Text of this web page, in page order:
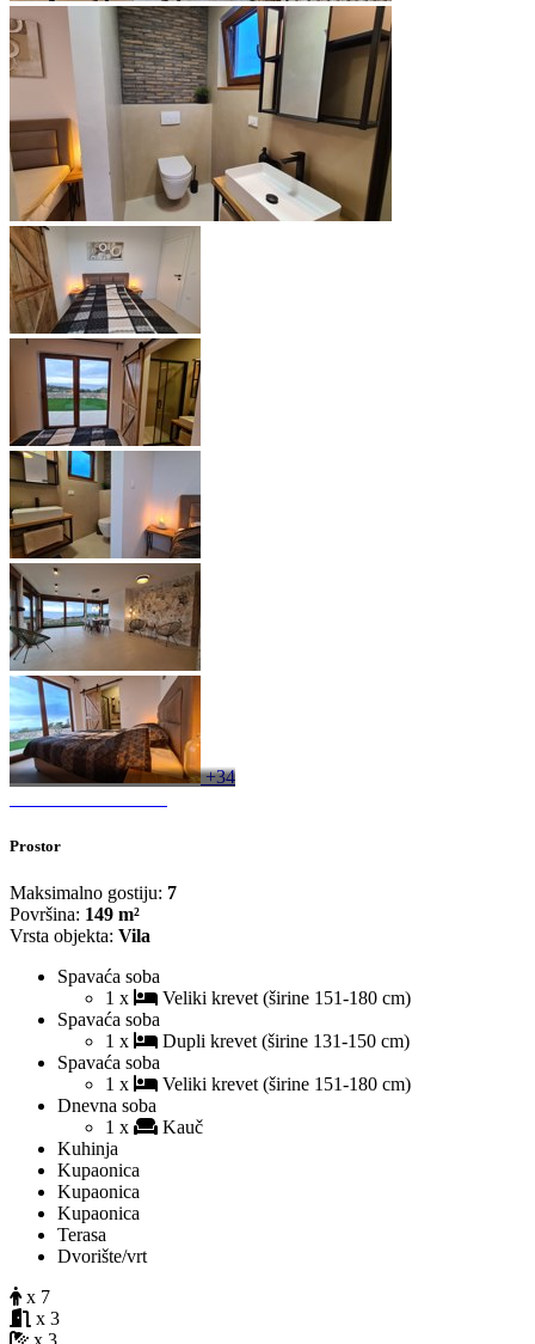
+34
Prostor
Maksimalno gostiju: 7
Površina: 149 m²
Vrsta objekta: Vila
Spavaća soba
1 x
Veliki krevet (širine 151-180 cm)
Spavaća soba
1 x
Dupli krevet (širine 131-150 cm)
Spavaća soba
1 x
Veliki krevet (širine 151-180 cm)
Dnevna soba
1 x
Kauč
Kuhinja
Kupaonica
Kupaonica
Kupaonica
Terasa
Dvorište/vrt
x 7
x 3
x 3